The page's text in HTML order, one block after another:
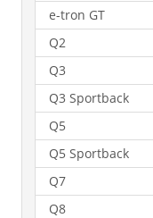
e-tron GT
Q2
Q3
Q3 Sportback
Q5
Q5 Sportback
Q7
Q8